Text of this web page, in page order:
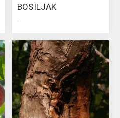
BOSILJAK
.